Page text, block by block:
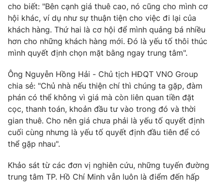
Theo dõi báo trên
Cơ quan báo chí:Thời báo VTV
Giấy phép hoạt động báo in và báo điện tử số 483/GP-BTTTT
cấp ngày 29/12/2023
Tổng Biên tập:Vũ Thanh Thủy
Phó Tổng Biên tập:
Nguyễn Thị Mỹ Hạnh, Phạm Quốc Thắng,
Nguyễn Trọng Ninh
Tổng đài VTV:
Ðiện thoại Thời báo VTV:024.66 897 897
Email: toasoan@vtv.vn
cho biết: "Bên cạnh giá thuê cao, nó cũng cho mình cơ
hội khác, ví dụ như sự thuận tiện cho việc đi lại của
khách hàng. Thứ hai là cơ hội để mình quảng bá nhiều
hơn cho những khách hàng mới. Đó là yếu tố thôi thúc
mình quyết định chọn mặt bằng ngay trung tâm".
Ông Nguyễn Hồng Hải - Chủ tịch HĐQT VNO Group
chia sẻ: "Chủ nhà nếu thiện chí thì chúng ta gặp, đàm
phán có thể không vì giá mà còn liên quan tiền đặt
cọc, thanh toán, khoản đầu tư vào trong đó và thời
gian thuê. Cho nên giá chưa phải là yếu tố quyết định
cuối cùng nhưng là yếu tố quyết định đầu tiên để có
thể gặp nhau".
Khảo sát từ các đơn vị nghiên cứu, những tuyến đường
trung tâm TP. Hồ Chí Minh vẫn luôn là điểm đến hấp